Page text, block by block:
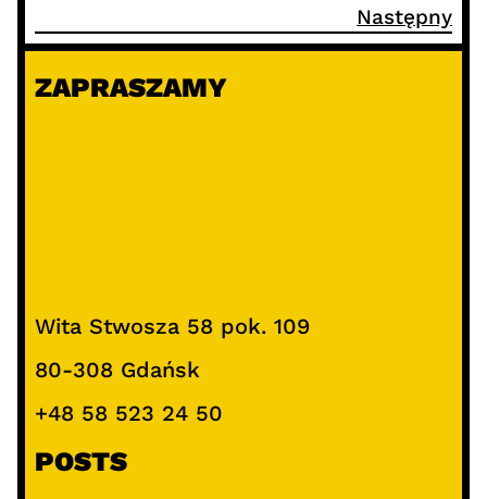
Następny
ZAPRASZAMY
Wita Stwosza 58 pok. 109
80-308 Gdańsk
+48 58 523 24 50
POSTS